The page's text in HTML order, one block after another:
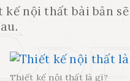
kế nội thất bài bản
Thiết kế nội thất là gì?